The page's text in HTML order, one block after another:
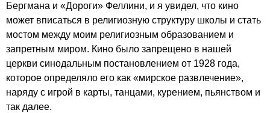
Бергмана и «Дороги» Феллини, и я увидел, что кино
может вписаться в религиозную структуру школы и стать
мостом между моим религиозным образованием и
запретным миром. Кино было запрещено в нашей
церкви синодальным постановлением от 1928 года,
которое определяло его как «мирское развлечение»,
наряду с игрой в карты, танцами, курением, пьянством и
так далее.